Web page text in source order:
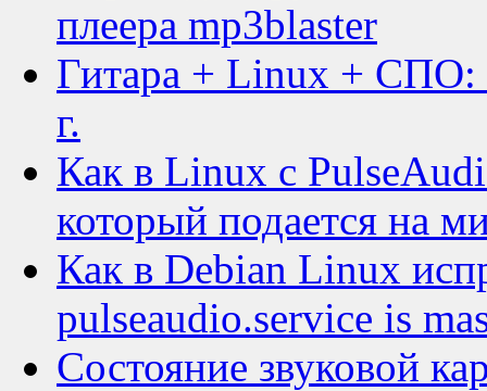
плеера mp3blaster
Гитара + Linux + СПО:
г.
Как в Linux c
который подается на
Как в Debian Linux
pulseaudio.service is
Состояние звуковой